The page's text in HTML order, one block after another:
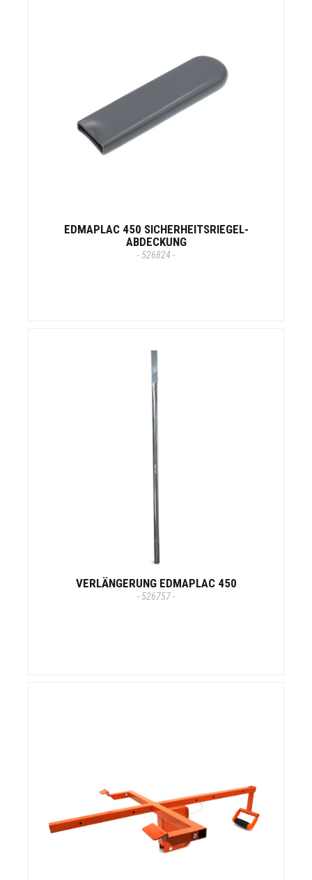
EDMAPLAC 450 SICHERHEITSRIEGEL-
ABDECKUNG
- 526824 -
VERLÄNGERUNG EDMAPLAC 450
- 526757 -